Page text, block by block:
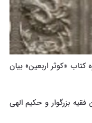
«کوثر اربعین» بیان
بزرگوار و حکیم الهی